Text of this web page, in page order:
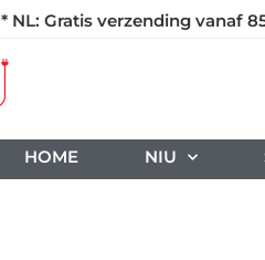
* NL: Gratis verzending vanaf
HOME NIU